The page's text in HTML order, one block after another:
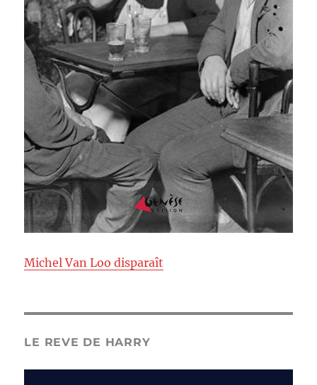
Michel Van Loo disparaît
LE REVE DE HARRY